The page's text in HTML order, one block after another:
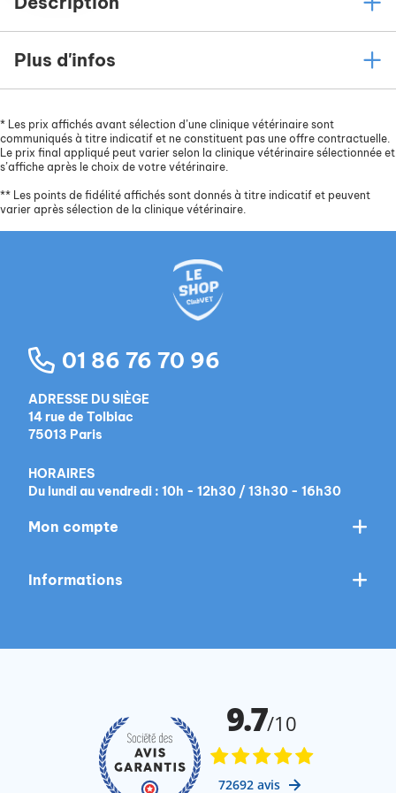
Plus d'infos
* Les prix affichés avant sélection d’une clinique vétérinaire sont
communiqués à titre indicatif et ne constituent pas une offre contractuelle.
Le prix final appliqué peut varier selon la clinique vétérinaire sélectionnée et
s’affiche après le choix de votre vétérinaire.
** Les points de fidélité affichés sont donnés à titre indicatif et peuvent
varier après sélection de la clinique vétérinaire.
01 86 76 70 96
ADRESSE DU SIÈGE
14 rue de Tolbiac
75013 Paris
HORAIRES
Du lundi au vendredi : 10h - 12h30 / 13h30 - 16h30
Mon compte
Informations